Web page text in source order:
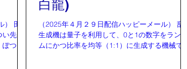
田舎
先月
つぽ
白龍)
（2025年４月２９日配信ハッピーメール） 乱数
生成機は量子を利用して、0と1の数字をランダ
ムにかつ比率を均等（1:1）に生成する機械で